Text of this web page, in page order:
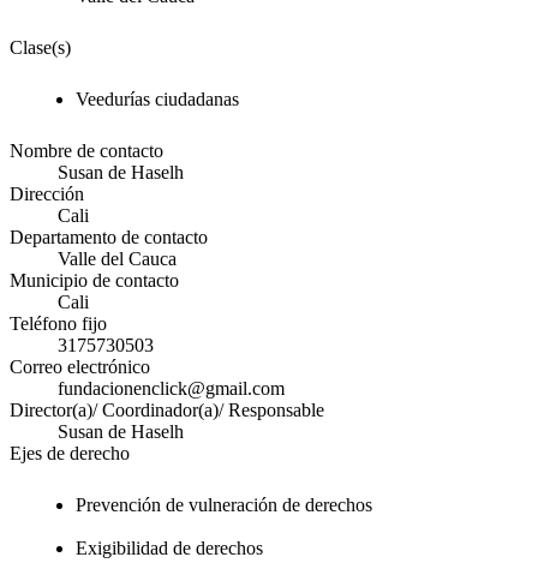
Clase(s)
Veedurías ciudadanas
Nombre de contacto
Susan de Haselh
Dirección
Cali
Departamento de contacto
Valle del Cauca
Municipio de contacto
Cali
Teléfono fijo
3175730503
Correo electrónico
fundacionenclick@gmail.com
Director(a)/ Coordinador(a)/ Responsable
Susan de Haselh
Ejes de derecho
Prevención de vulneración de derechos
Exigibilidad de derechos